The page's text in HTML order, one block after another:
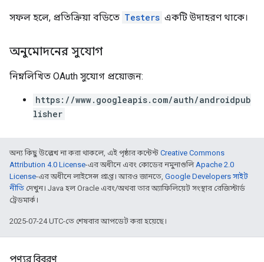
সফল হলে, প্রতিক্রিয়া বডিতে Testers একটি উদাহরণ থাকে।
অনুমোদনের সুযোগ
নিম্নলিখিত OAuth সুযোগ প্রয়োজন:
https://www.googleapis.com/auth/androidpub
lisher
অন্য কিছু উল্লেখ না করা থাকলে, এই পৃষ্ঠার কন্টেন্ট Creative Commons
Attribution 4.0 License-এর অধীনে এবং কোডের নমুনাগুলিApache 2.0
License-এর অধীনে লাইসেন্স প্রাপ্ত। আরও জানতে, Google Developers সাইট
নীতি দেখুন। Java হল Oracle এবং/অথবা তার অ্যাফিলিয়েট সংস্থার রেজিস্টার্ড
ট্রেডমার্ক।
2025-07-24 UTC-তে শেষবার আপডেট করা হয়েছে।
পণ্যর বিবরণ